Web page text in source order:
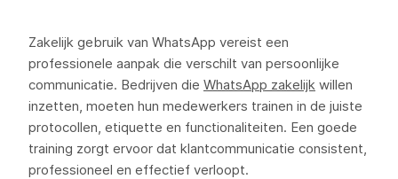
Zakelijk gebruik van WhatsApp vereist een
professionele aanpak die verschilt van persoonlijke
communicatie. Bedrijven die WhatsApp zakelijk willen
inzetten, moeten hun medewerkers trainen in de juiste
protocollen, etiquette en functionaliteiten. Een goede
training zorgt ervoor dat klantcommunicatie consistent,
professioneel en effectief verloopt.